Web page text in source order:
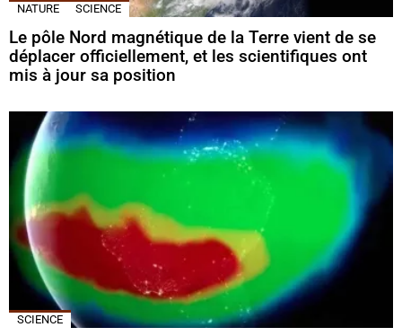
NATURE SCIENCE
Le pôle Nord magnétique de la Terre vient de se
déplacer officiellement, et les scientifiques ont
mis à jour sa position
SCIENCE